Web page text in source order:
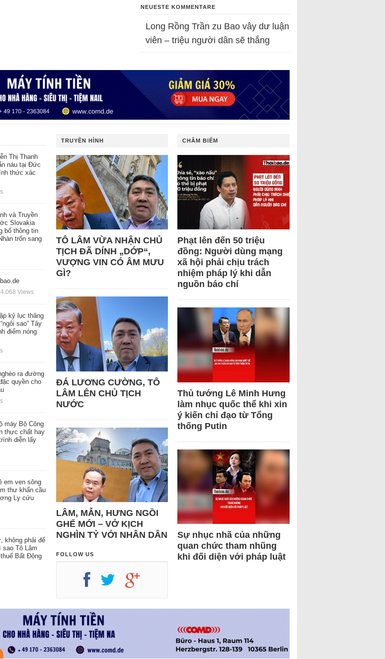
NEUESTE KOMMENTARE
Long Rồng Trần zu Bao vây dư luận
viên – triệu người dân sẽ thắng
Thị Thanh
náu tại Đức
thức xác
và Truyền
Slovakia
bố thông tin
trốn sang
Views
kỷ lục thăng
sao” Tây
điểm nóng
ra đường
quyền cho
máy Bộ Công
thực chất hay
diễn lấy
em ven sông
thư khẩn cầu
Ly cứu
không phải để
sao Tô Lâm
Bất Động
TRUYỀN HÌNH
TÔ LÂM VỪA NHẬN CHỦ
TỊCH ĐÃ DÍNH „DỚP“,
VƯỢNG VIN CÓ ÂM MƯU
GÌ?
ĐÁ LƯƠNG CƯỜNG, TÔ
LÂM LÊN CHỦ TỊCH
NƯỚC
LÂM, MẪN, HƯNG NGỒI
GHẾ MỚI – VỞ KỊCH
NGHÌN TỶ VỚI NHÂN DÂN
FOLLOW US
CHÂM BIẾM
Phạt lên đến 50 triệu
đồng: Người dùng mạng
xã hội phải chịu trách
nhiệm pháp lý khi dẫn
nguồn báo chí
Thủ tướng Lê Minh Hưng
làm nhục quốc thể khi xin
ý kiến chỉ đạo từ Tổng
thống Putin
Sự nhục nhã của những
quan chức tham nhũng
khi đối diện với pháp luật